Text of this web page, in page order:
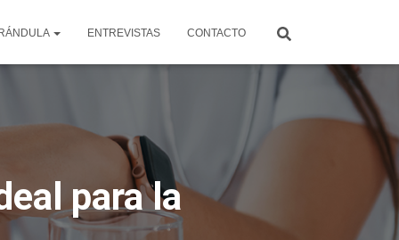
ENTREVISTAS CONTACTO
para la